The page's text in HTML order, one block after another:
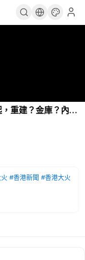
重建？金庫？內
#香港新聞 #香港大火